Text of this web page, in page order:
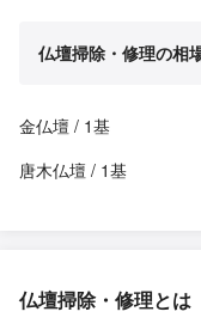
仏壇掃除・修理の相
金仏壇 / 1基
唐木仏壇 / 1基
仏壇掃除・修理とは